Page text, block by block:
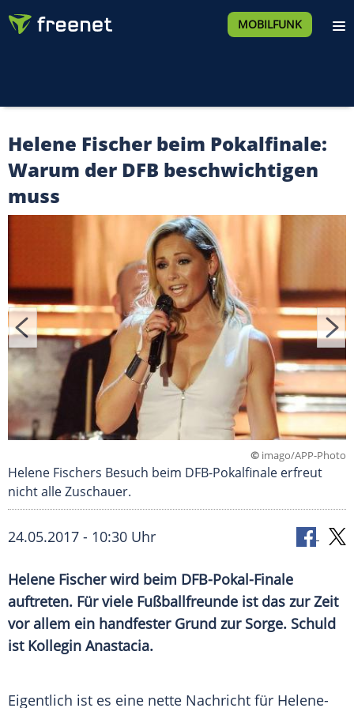
MOBILFUNK
Helene Fischer beim Pokalfinale:
Warum der DFB beschwichtigen
muss
© imago/APP-Photo
Helene Fischers Besuch beim DFB-Pokalfinale erfreut
nicht alle Zuschauer.
24.05.2017 - 10:30 Uhr
Helene Fischerwird beim DFB-Pokal-Finale
auftreten. Für viele Fußballfreunde ist das zur Zeit
vor allem ein handfester Grund zur Sorge. Schuld
ist Kollegin Anastacia.
Eigentlich ist es eine nette Nachricht für Helene-